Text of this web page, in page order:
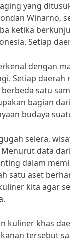
yang
Winarno,
ketika
Setiap
dengan
Setiap
satu
bagian
budaya
selera,
data
dalam
satu aset
kita agar
kuliner khas
tersebut